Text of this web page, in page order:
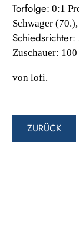
Torfolge: 0:1
Schwager
Schiedsrichter:
Zuschauer: 100
von lofi.
ZURÜCK